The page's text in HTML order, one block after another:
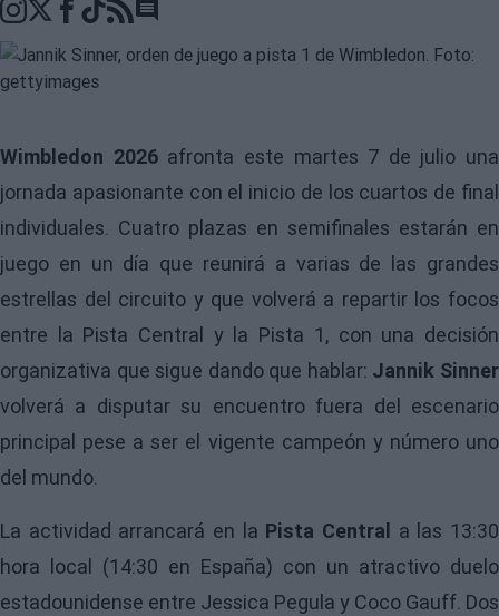
Go to comments seciton
Wimbledon 2026afronta este martes 7 de julio una
jornada apasionante con el inicio de los cuartos de final
individuales. Cuatro plazas en semifinales estarán en
juego en un día que reunirá a varias de las grandes
estrellas del circuito y que volverá a repartir los focos
entre la Pista Central y la Pista 1, con una decisión
organizativa que sigue dando que hablar: Jannik Sinner
volverá a disputar su encuentro fuera del escenario
principal pese a ser el vigente campeón y número uno
del mundo.
La actividad arrancará en la Pista Central a las 13:30
hora local (14:30 en España) con un atractivo duelo
estadounidense entre Jessica Pegula y Coco Gauff. Dos